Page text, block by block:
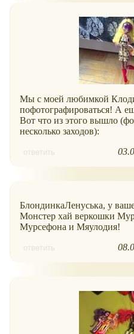
Мы с моей любимкой
пофотографироваться! А
Вот что из этого вышло
несколько заходов):
ответить
БлондинкаЛенуська, у
Монстер хай веркошки
Мурсефона и Мяулодия!
ответить